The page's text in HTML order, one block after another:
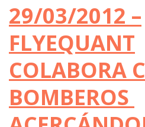
29/03/2012 –
FLYEQUANT
COLABORA
BOMBEROS